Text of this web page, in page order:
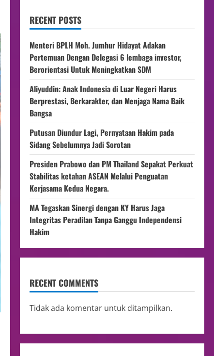
RECENT POSTS
Menteri BPLH Moh. Jumhur Hidayat Adakan
Pertemuan Dengan Delegasi 6 lembaga investor,
Berorientasi Untuk Meningkatkan SDM
Aliyuddin: Anak Indonesia di Luar Negeri Harus
Berprestasi, Berkarakter, dan Menjaga Nama Baik
Bangsa
Putusan Diundur Lagi, Pernyataan Hakim pada
Sidang Sebelumnya Jadi Sorotan
Presiden Prabowo dan PM Thailand Sepakat Perkuat
Stabilitas ketahan ASEAN Melalui Penguatan
Kerjasama Kedua Negara.
MA Tegaskan Sinergi dengan KY Harus Jaga
Integritas Peradilan Tanpa Ganggu Independensi
Hakim
RECENT COMMENTS
Tidak ada komentar untuk ditampilkan.